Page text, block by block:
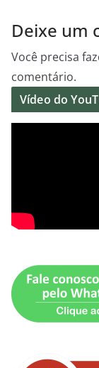
Deixe um
Você precisa
comentário.
Vídeo do